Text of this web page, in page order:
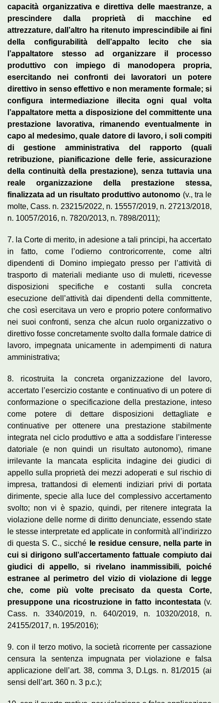
capacità organizzativa e direttiva delle maestranze, a
prescindere dalla proprietà di macchine ed
attrezzature, dall’altro ha ritenuto imprescindibile ai fini
della configurabilità dell’appalto lecito che sia
l’appaltatore stesso ad organizzare il processo
produttivo con impiego di manodopera propria,
esercitando nei confronti dei lavoratori un potere
direttivo in senso effettivo e non meramente formale; si
configura intermediazione illecita ogni qual volta
l’appaltatore metta a disposizione del committente una
prestazione lavorativa, rimanendo eventualmente in
capo al medesimo, quale datore di lavoro, i soli compiti
di gestione amministrativa del rapporto (quali
retribuzione, pianificazione delle ferie, assicurazione
della continuità della prestazione), senza tuttavia una
reale organizzazione della prestazione stessa,
finalizzata ad un risultato produttivo autonomo (v., tra le
molte, Cass. n. 23215/2022, n. 15557/2019, n. 27213/2018,
n. 10057/2016, n. 7820/2013, n. 7898/2011);
7. la Corte di merito, in adesione a tali principi, ha accertato
in fatto, come l’odierno controricorrente, come altri
dipendenti di Domino impiegato presso per l’attività di
trasporto di materiali mediante uso di muletti, ricevesse
disposizioni specifiche e costanti sulla concreta
esecuzione dell’attività dai dipendenti della committente,
che così esercitava un vero e proprio potere conformativo
nei suoi confronti, senza che alcun ruolo organizzativo o
direttivo fosse concretamente svolto dalla formale datrice di
lavoro, impegnata unicamente in adempimenti di natura
amministrativa;
8. ricostruita la concreta organizzazione del lavoro,
accertato l’esercizio costante e continuativo di un potere di
conformazione o specificazione della prestazione, inteso
come potere di dettare disposizioni dettagliate e
continuative per ottenere una prestazione stabilmente
integrata nel ciclo produttivo e atta a soddisfare l’interesse
datoriale (e non quindi un risultato autonomo), rimane
irrilevante la mancata esplicita indagine dei giudici di
appello sulla proprietà dei mezzi adoperati e sul rischio di
impresa, trattandosi di elementi indiziari privi di portata
dirimente, specie alla luce del complessivo accertamento
svolto; non vi è spazio, quindi, per ritenere integrata la
violazione delle norme di diritto denunciate, essendo state
le stesse interpretate ed applicate in conformità all’indirizzo
di questa S. C., sicché le residue censure, nella parte in
cui si dirigono sull’accertamento fattuale compiuto dai
giudici di appello, si rivelano inammissibili, poiché
estranee al perimetro del vizio di violazione di legge
che, come più volte precisato da questa Corte,
presuppone una ricostruzione in fatto incontestata(v.
Cass. n. 3340/2019, n. 640/2019, n. 10320/2018, n.
24155/2017, n. 195/2016);
9. con il terzo motivo, la società ricorrente per cassazione
censura la sentenza impugnata per violazione e falsa
applicazione dell’art. 38, comma 3, D.Lgs. n. 81/2015 (ai
sensi dell’art. 360 n. 3 p.c.);